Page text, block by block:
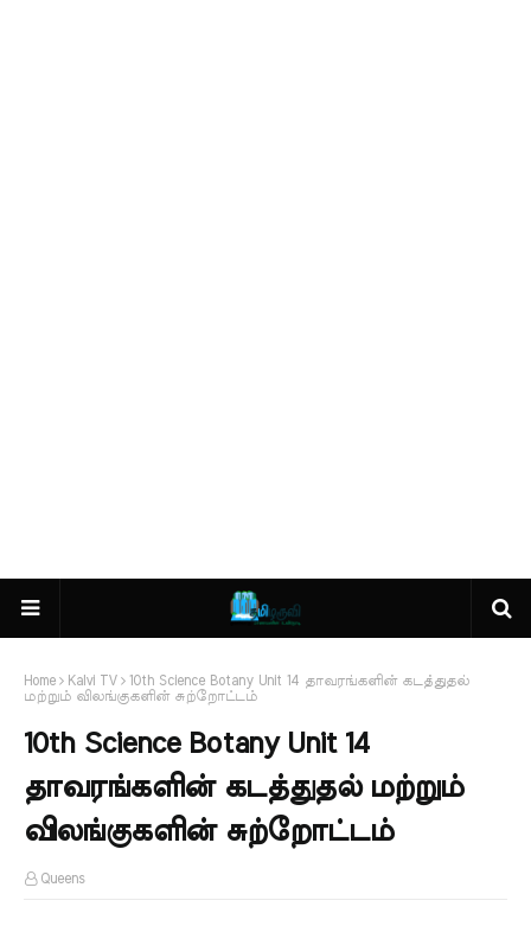
Home Kalvi TV
10th Science Botany Unit 14 தாவரங்களின் கடத்துதல்
மற்றும் விலங்குகளின் சுற்றோட்டம்
10th Science Botany Unit 14
தாவரங்களின் கடத்துதல் மற்றும்
விலங்குகளின் சுற்றோட்டம்
Queens